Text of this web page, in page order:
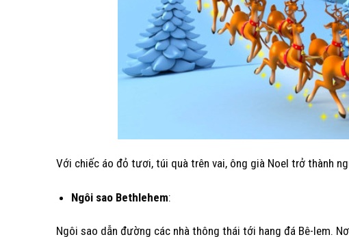
Với chiếc áo đỏ tươi, túi quà trên vai, ông già Noel trở thành
Ngôi sao Bethlehem:
Ngôi sao dẫn đường các nhà thông thái tới hang đá Bê-lem.